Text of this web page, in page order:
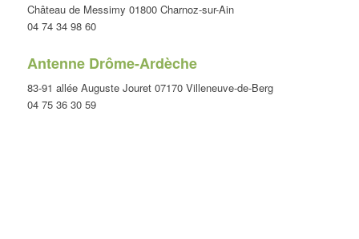
Château de Messimy 01800 Charnoz-sur-Ain
04 74 34 98 60
Antenne Drôme-Ardèche
83-91 allée Auguste Jouret 07170 Villeneuve-de-Berg
04 75 36 30 59